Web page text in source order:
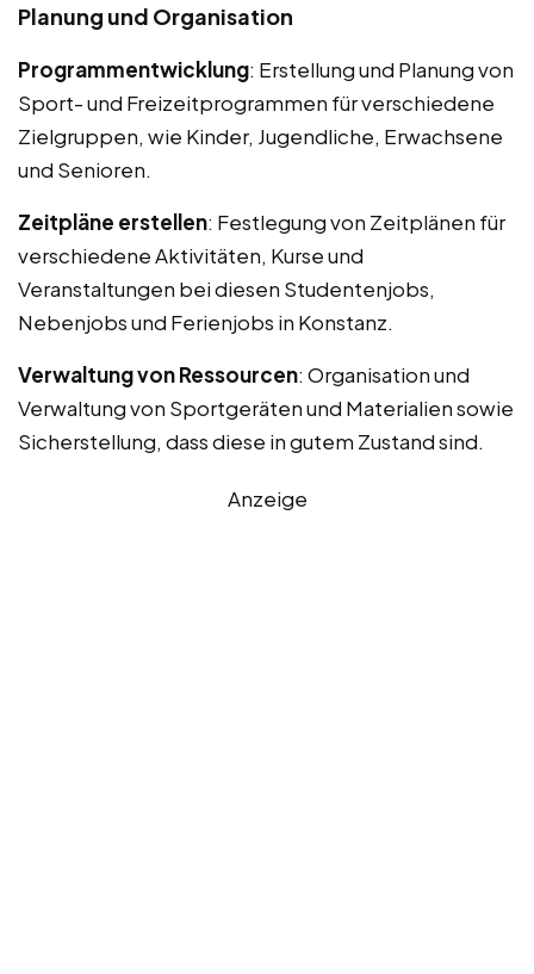
Planung und Organisation
Programmentwicklung: Erstellung und Planung von
Sport- und Freizeitprogrammen für verschiedene
Zielgruppen, wie Kinder, Jugendliche, Erwachsene
und Senioren.
Zeitpläne erstellen: Festlegung von Zeitplänen für
verschiedene Aktivitäten, Kurse und
Veranstaltungen bei diesen Studentenjobs,
Nebenjobs und Ferienjobs in Konstanz.
Verwaltung von Ressourcen: Organisation und
Verwaltung von Sportgeräten und Materialien sowie
Sicherstellung, dass diese in gutem Zustand sind.
Anzeige